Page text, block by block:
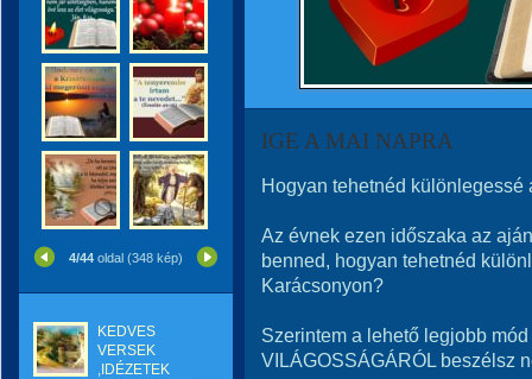
4/44 oldal (348 kép)
KEDVES
VERSEK
,IDÉZETEK
IGE A MAI NAPRA
Hogyan tehetnéd különlegessé
Az évnek ezen időszaka az
benned, hogyan tehetnéd
Karácsonyon?
Szerintem a lehető legjobb
VILÁGOSSÁGÁRÓL beszélsz